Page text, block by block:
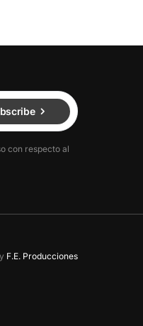
con respecto al
F.E. Producciones